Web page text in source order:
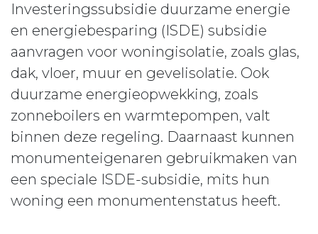
Investeringssubsidie duurzame energie
en energiebesparing (ISDE) subsidie
aanvragen voor woningisolatie, zoals glas,
dak, vloer, muur en gevelisolatie. Ook
duurzame energieopwekking, zoals
zonneboilers en warmtepompen, valt
binnen deze regeling. Daarnaast kunnen
monumenteigenaren gebruikmaken van
een speciale ISDE-subsidie, mits hun
woning een monumentenstatus heeft.